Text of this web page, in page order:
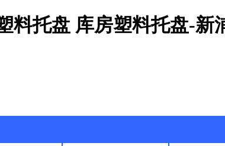
料托盘 库房塑料托盘-新